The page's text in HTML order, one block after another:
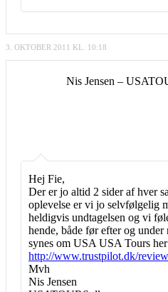
3. OKTOBER 2011 KL. 10:18
Nis Jensen –
Hej Fie,
Der er jo altid 2 sider af hver
oplevelse er vi jo selvfølgelig
heldigvis undtagelsen og vi
hende, både før efter og
synes om USA USA Tours
http://www.trustpilot.dk/
Mvh
Nis Jensen